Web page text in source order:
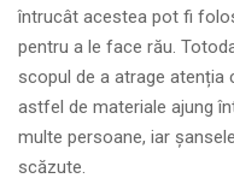
întrucât acestea pot fi
pentru a le face rău.
scopul de a atrage atenția
astfel de materiale ajung
multe persoane, iar
scăzute.